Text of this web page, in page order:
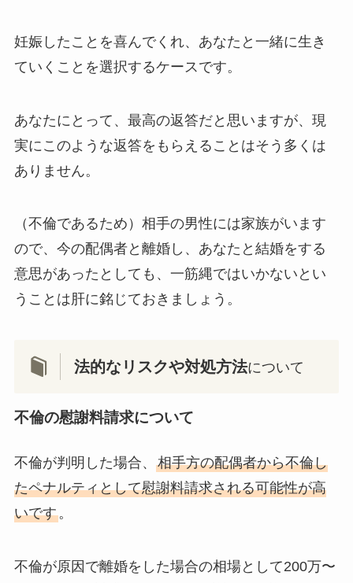
妊娠したことを喜んでくれ、あなたと一緒に生き
ていくことを選択するケースです。
あなたにとって、最高の返答だと思いますが、現
実にこのような返答をもらえることはそう多くは
ありません。
（不倫であるため）相手の男性には家族がいます
ので、今の配偶者と離婚し、あなたと結婚をする
意思があったとしても、一筋縄ではいかないとい
うことは肝に銘じておきましょう。
法的なリスクや対処方法について
不倫の慰謝料請求について
不倫が判明した場合、 相手方の配偶者から不倫し
たペナルティとして慰謝料請求される可能性が高
いです。
不倫が原因で離婚をした場合の相場として200万〜